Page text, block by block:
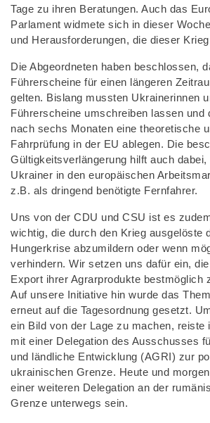
Tage zu ihren Beratungen. Auch das
Parlament widmete sich in dieser
und Herausforderungen, die dieser
Die Abgeordneten haben beschlossen,
Führerscheine für einen längeren
gelten. Bislang mussten Ukrainerinnen
Führerscheine umschreiben lassen und
nach sechs Monaten eine theoretische
Fahrprüfung in der EU ablegen. Die
Gültigkeitsverlängerung hilft auch
Ukrainer in den europäischen
z.B. als dringend benötigte Fernfahrer.
Uns von der CDU und CSU ist es
wichtig, die durch den Krieg ausgelöste
Hungerkrise abzumildern oder wenn
verhindern. Wir setzen uns dafür ein,
Export ihrer Agrarprodukte bestmöglich
Auf unsere Initiative hin wurde das
erneut auf die Tagesordnung gesetzt.
ein Bild von der Lage zu machen, reiste
mit einer Delegation des Ausschusses
und ländliche Entwicklung (AGRI) zur
ukrainischen Grenze. Heute und
einer weiteren Delegation an der
Grenze unterwegs sein.